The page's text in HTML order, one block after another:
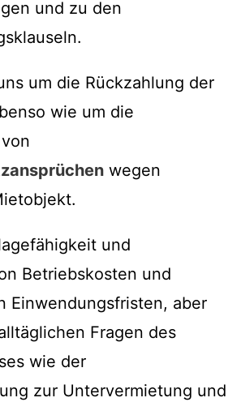
und zu den
um die Rückzahlung der
wie um die
wegen
und
Betriebskosten und
Einwendungsfristen, aber
Fragen des
wie der
zur Untervermietung und